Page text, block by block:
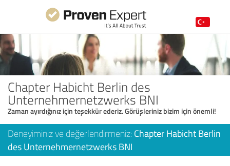
Chapter Habicht Berlin des
Unternehmernetzwerks BNI
Zaman ayırdığınız için teşekkür ederiz. Görüşleriniz bizim için önemli!
Deneyiminiz ve değerlendirmeniz: Chapter Habicht Berlin
des Unternehmernetzwerks BNI